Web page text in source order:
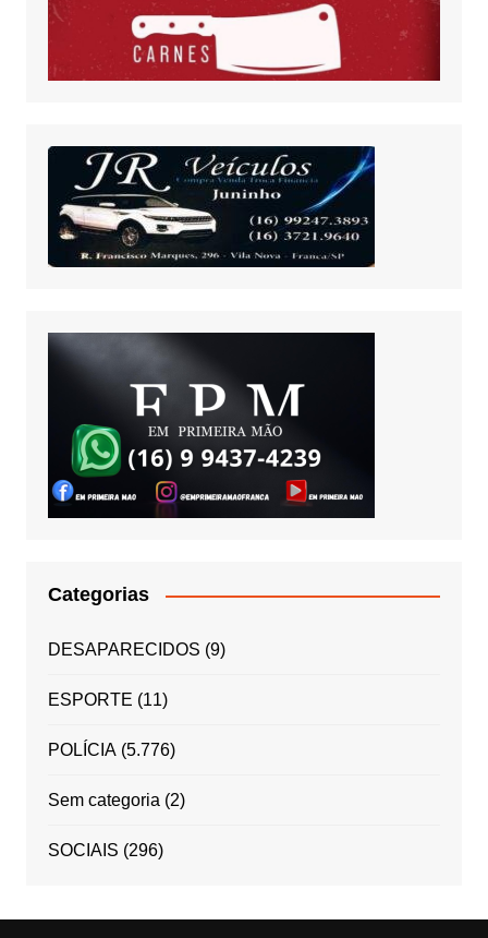
Categorias
DESAPARECIDOS (9)
ESPORTE (11)
POLÍCIA(5.776)
Sem categoria (2)
SOCIAIS (296)